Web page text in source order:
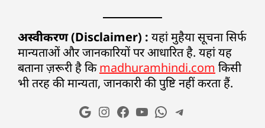
अस्वीकरण (Disclaimer) : यहां मुहैया सूचना सिर्फ
मान्यताओं और जानकारियों पर आधारित है. यहां यह
बताना ज़रूरी है किmadhuramhindi.com किसी
भी तरह की मान्यता, जानकारी की पुष्टि नहीं करता हैं.